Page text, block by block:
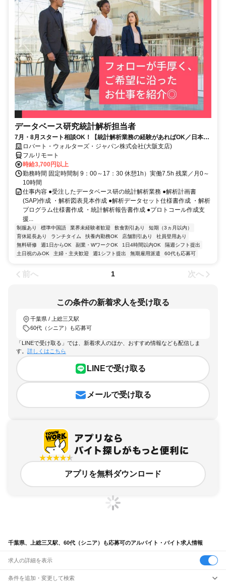
データベース研究統計解析担当者
7月・8月スタート相談OK！【統計解析業務の経験があればOK／日本全
国どこでもOK／完全在宅／時給３７００円／正社員登用可能性あり】統
計解析
ロバート・ウォルターズ・ジャパン株式会社(大阪支店)
フルリモート
時給3,700円以上
勤務時間 固定時間制 9：00～17：30 休憩1h）実働7.5h 残業／月0～
10時間
仕事内容 ●受注したデータベース研の統計解析業務 ●解析計画書
(SAP)作成 ・解析図表見本作成 ●解析データセット仕様書作成 ・解析
プログラム仕様書作成 ・統計解析報告書作成 ●プロトコール作成支
援...
制服あり 標準中国語 業界未経験者歓迎 飲食割引あり
短期（3ヵ月以内）
育休延長あり
ランチタイム 扶養内勤務OK 店舗割引あり
社員登用あり
無料研修
週1日からOK 副業・WワークOK 1日4時間以内OK
隔週シフト提出
土日祝のみOK
主婦・主夫歓迎 週1シフト提出 無期雇用派遣 60代も応募可
前へ 1 次へ
この条件の新着求人を受け取る
千葉県 / 上総三又駅
60代（シニア）も応募可
「LINEで受け取る」では、新着求人のほか、おすすめ情報なども配信しま
す。 詳しくはこちら
LINEで受け取る
メールで受け取る
アプリを無料ダウンロード
千葉県、上総三又駅、60代（シニア）も応募可のアルバイト・バイト求人情報
求人の詳細を表示
条件を追加・変更して検索